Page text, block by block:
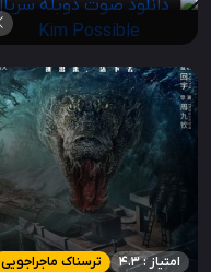
ترسناک ماجراجویی امتیاز : 4.3